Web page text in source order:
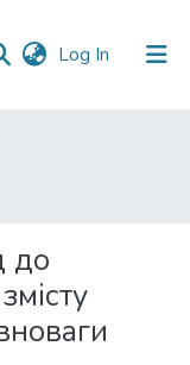
Log In (current)
до